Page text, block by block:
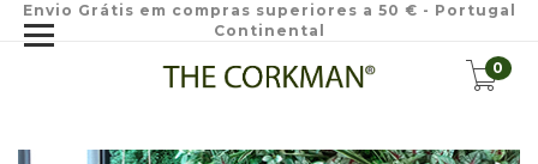
Envio Grátis em compras superiores a 50 € - Portugal
Continental
0